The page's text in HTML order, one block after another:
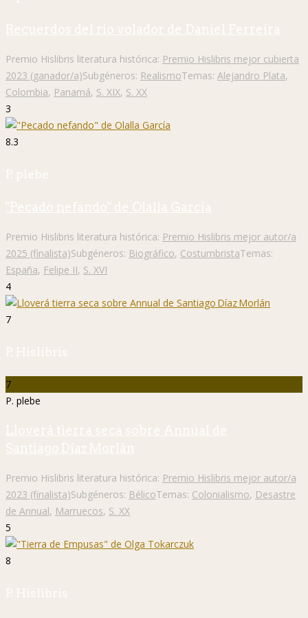
Recuerdos del río volador de Daniel Ferreira
Premio Hislibris literatura histórica: Premio Hislibris mejor cubierta
2023 (ganador/a)Subgéneros: RealismoTemas: Alejandro Plata,
Colombia, Panamá, S. XIX, S. XX
3
8.3
P. plebe
"Pecado nefando" de Olalla García
Premio Hislibris literatura histórica: Premio Hislibris mejor autor/a
2025 (finalista)Subgéneros: Biográfico, CostumbristaTemas:
España, Felipe II, S. XVI
4
7
P. Hislibris
7
P. plebe
Lloverá tierra seca sobre Annual de
Santiago Díaz Morlán
Premio Hislibris literatura histórica: Premio Hislibris mejor autor/a
2023 (finalista)Subgéneros: BélicoTemas: Colonialismo, Desastre
de Annual, Marruecos, S. XX
5
8
P. Hislibris